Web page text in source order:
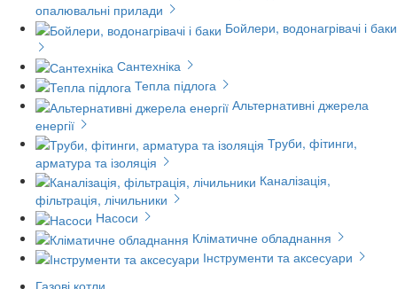
опалювальні прилади
Бойлери, водонагрівачі і баки
Сантехніка
Тепла підлога
Альтернативні джерела
енергії
Труби, фітинги,
арматура та ізоляція
Каналізація,
фільтрація, лічильники
Насоси
Кліматичне обладнання
Інструменти та аксесуари